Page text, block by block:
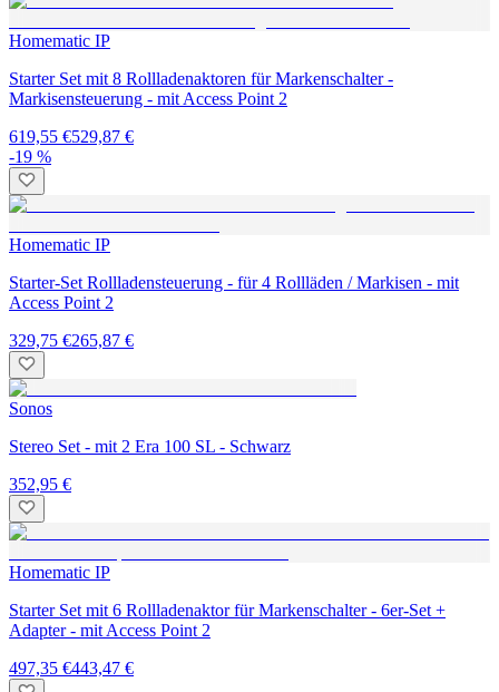
Homematic IP
Starter Set mit 8 Rollladenaktoren für Markenschalter -
Markisensteuerung - mit Access Point 2
619,55 €529,87 €
-19 %
Homematic IP
Starter-Set Rollladensteuerung - für 4 Rollläden / Markisen - mit
Access Point 2
329,75 €265,87 €
Sonos
Stereo Set - mit 2 Era 100 SL - Schwarz
352,95 €
Homematic IP
Starter Set mit 6 Rollladenaktor für Markenschalter - 6er-Set +
Adapter - mit Access Point 2
497,35 €443,47 €